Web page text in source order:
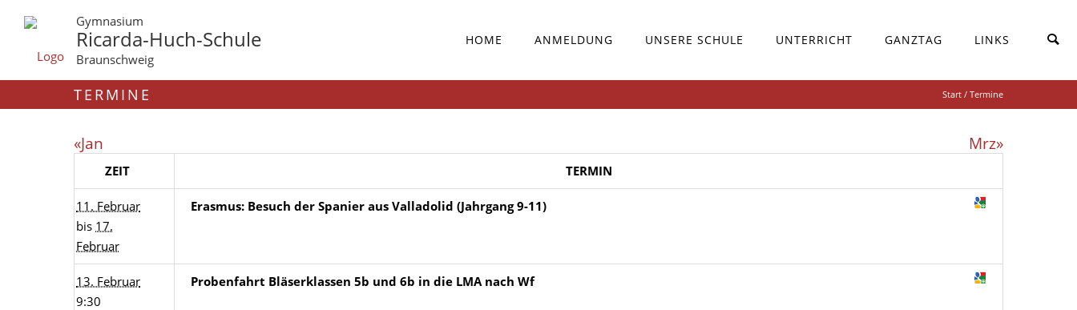
Gymnasium
Ricarda-Huch-Schule
Braunschweig
HOME ANMELDUNG UNSERE SCHULE UNTERRICHT GANZTAG LINKS
TERMINE Start / Termine
«Jan Mrz»
ZEIT TERMIN
11. Februar
bis 17.
Februar
Erasmus: Besuch der Spanier aus Valladolid (Jahrgang 9-11)
13. Februar
9:30
Probenfahrt Bläserklassen 5b und 6b in die LMA nach Wf